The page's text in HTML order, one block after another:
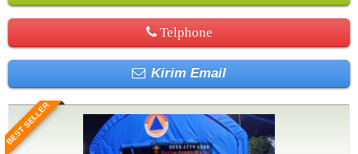
Telphone
Kirim Email
BEST SELLER